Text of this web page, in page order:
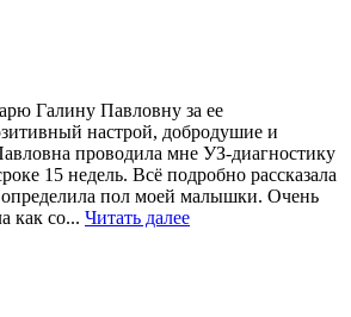
Галину Павловну за ее
настрой, добродушие и
проводила мне УЗ-диагностику
15 недель. Всё подробно рассказала
определила пол моей малышки. Очень
как со... Читать далее